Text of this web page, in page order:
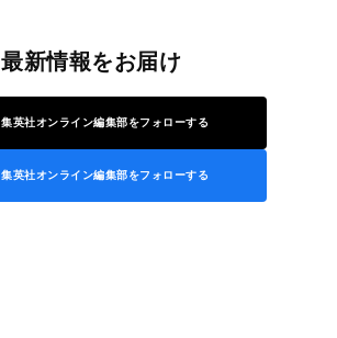
最新情報をお届け
集英社オンライン編集部をフォローする
集英社オンライン編集部をフォローする